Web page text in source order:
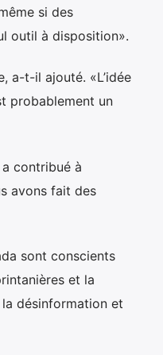
si des
outil à disposition».
a-t-il ajouté. «L’idée
probablement un
a contribué à
avons fait des
sont conscients
et la
désinformation et